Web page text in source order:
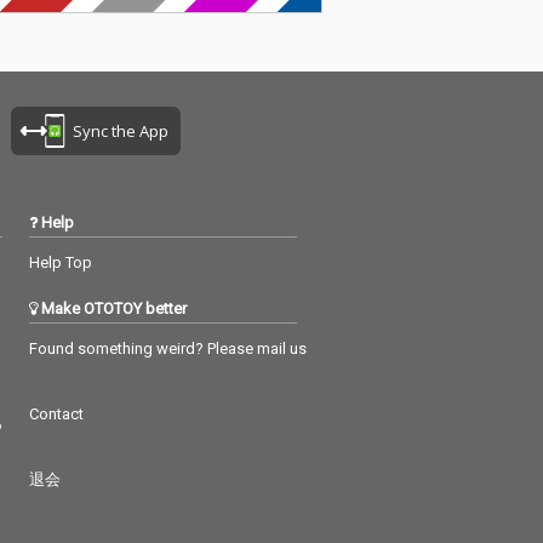
Sync the App
Help
Help Top
Make OTOTOY better
Found something weird? Please mail us
Contact
退会